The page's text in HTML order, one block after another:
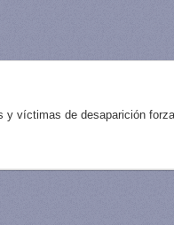
víctimas de desaparición